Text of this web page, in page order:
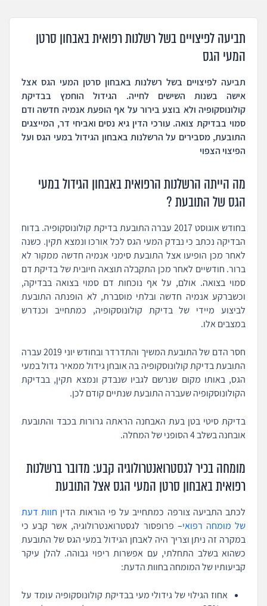
תביעה לפיצויים בשל רשלנות רפואית באבחון סרטן
המעי הגס
תביעה לפיצויים בשל רשלנות באבחון סרטן המעי הגס אצל
אישה בשנות השישים לחייה. הגידול הוחמץ בבדיקת
קולונוסקופיה ולא בוצע בירור על אף הופעת אנמיה חדשה ודם
סמוי בבדיקת צואה. עורכי הדין גיא נסים ואביחי דר, המייצגים
התובעת, מסבירים על הרשלנות באבחון הגידול במעי הגס ועל
הפיצוי הצפוי
מה הייתה הרשלנות הרפואית באבחון הגידול במעי
הגס של התובעת ?
בחודש אוגוסט 2017 עברה התובעת בדיקת קולונוסקופיה. בדוח
הבדיקה נכתב כי נבדק המעי הגס לכל אורכו ונמצא תקין. כשנה
לאחר מכן הופיעו אצל התובעת סימני אנמיה חדשה ממקור לא
ברור. חודשיים לאחר מכן התקבלה תוצאה חיובית של בדיקת דם
סמוי בצואה. אולם, על אף נוכחות דם סמוי בצואה בבדיקה,
וכשברקע אנמיה חדשה ובלתי מוסברת, לא הופנתה התובעת
לביצוע מיידי של בדיקת קולונוסקופיה, כמתחייב וכנדרש
במצבים אלו.
חסר הדם של התובעת המשיך והתדרדר ובחודש יוני 2019 עברה
התובעת בדיקת קולונוסקופיה בה אובחן גידול ממאיר גדול במעי
הגס, באותו מקום שנרשם לגביו שנבדק ונמצא תקין, בבדיקת
הקולונוסקופיה שעברה התובעת שנתיים קודם לכן.
בדיקת סיטי בטן בעת האבחנה הראתה גרורות בכבד והתובעת
אובחנה בשלב 4 הסופני של המחלה.
מומחה בכיר לגסטרואנטרולוגיה קבע: מדובר ברשלנות
רפואית באבחון סרטן המעי הגס אצל התובעת
לכתב התביעה צורפה כמתחייב על פי הוראות הדין חוות דעת
של מומחה רפואי– פרופסור לגסטרואנטרולוגיה, אשר קבע כי
במקרה זה ניתן וצריך היה לאבחן הגידול במעי הגס של התובעת
כשהוא בשלב התחלתי, עם אפשרות ריפוי גבוהה. להלן עיקר
קביעותיו של המומחה בחוות הדעת:
אחוז הגילוי של גידולי מעי בבדיקת קולונוסקופיה עומד על